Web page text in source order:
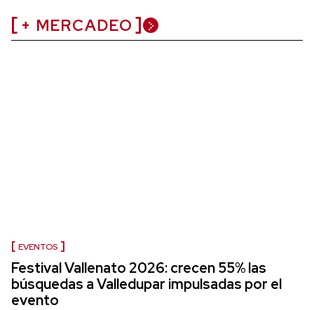
+ MERCADEO
EVENTOS
Festival Vallenato 2026: crecen 55% las
búsquedas a Valledupar impulsadas por el
evento